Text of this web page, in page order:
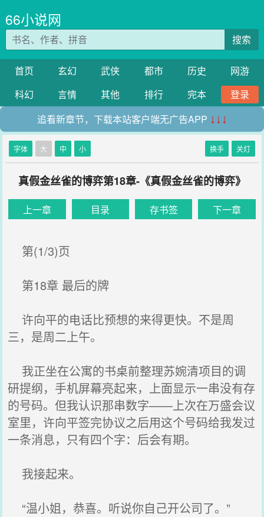
66小说网
搜索
首页 玄幻 武侠 都市 历史
网游
科幻
言情 其他 排行 完本
登录
追看新章节，下载本站客户端无广告APP ↓↓↓
字体 大 中 小 换手 关灯
真假金丝雀的博弈第18章-《真假金丝雀的博弈》
上一章 目录 存书签 下一章
第(1/3)页
第18章 最后的牌
许向平的电话比预想的来得更快。不是周
三，是周二上午。
我正坐在公寓的书桌前整理苏婉清项目的调
研提纲，手机屏幕亮起来，上面显示一串没有存
的号码。但我认识那串数字——上次在万盛会议
室里，许向平签完协议之后用这个号码给我发过
一条消息，只有四个字：后会有期。
我接起来。
“温小姐，恭喜。听说你自己开公司了。”